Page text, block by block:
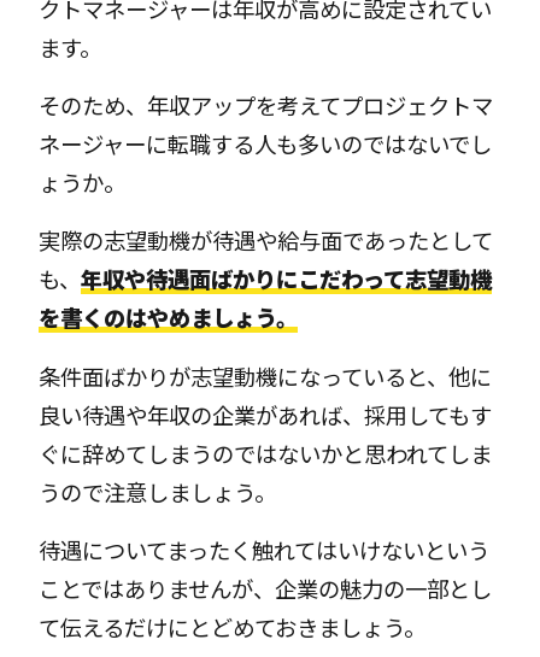
クトマネージャーは年収が高めに設定されてい
ます。
そのため、年収アップを考えてプロジェクトマ
ネージャーに転職する人も多いのではないでし
ょうか。
実際の志望動機が待遇や給与面であったとして
も、年収や待遇面ばかりにこだわって志望動機
を書くのはやめましょう。
条件面ばかりが志望動機になっていると、他に
良い待遇や年収の企業があれば、採用してもす
ぐに辞めてしまうのではないかと思われてしま
うので注意しましょう。
待遇についてまったく触れてはいけないという
ことではありませんが、企業の魅力の一部とし
て伝えるだけにとどめておきましょう。